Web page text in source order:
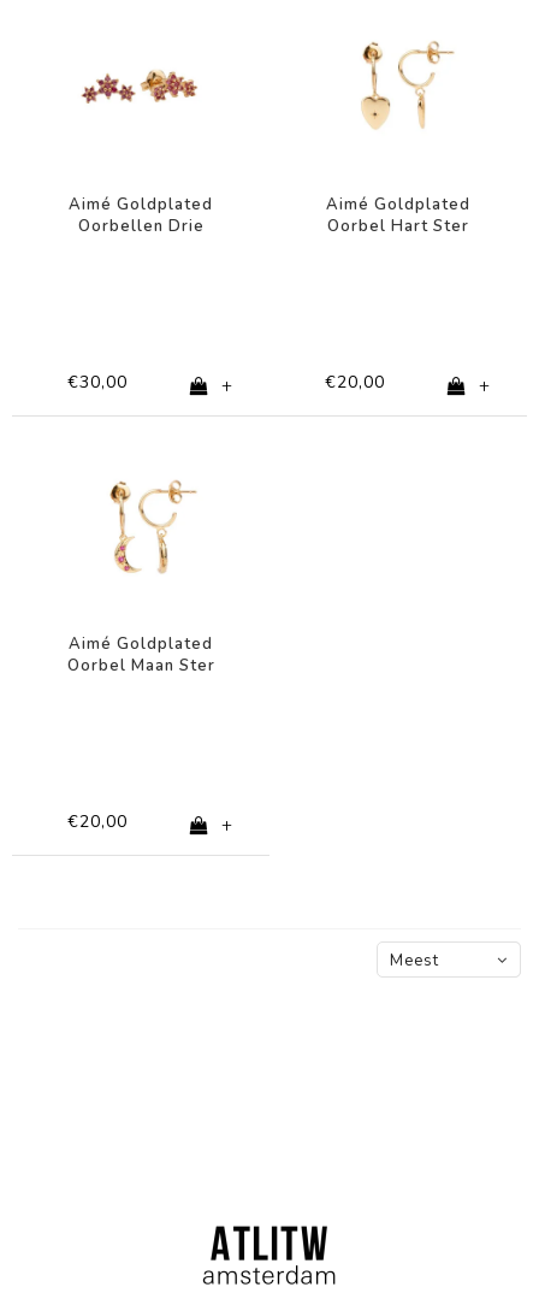
Aimé Goldplated
Oorbellen Drie
€30,00 +
Aimé Goldplated
Oorbel Hart Ster
€20,00 +
Aimé Goldplated
Oorbel Maan Ster
€20,00 +
Meest